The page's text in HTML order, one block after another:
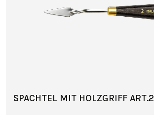
SPACHTEL MIT HOLZGRIFF ART.2